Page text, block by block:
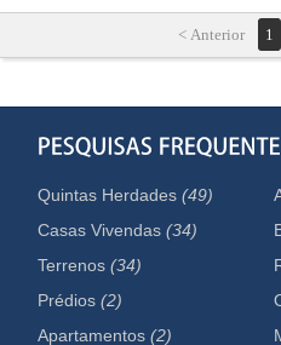
< Anterior 1
Quintas Herdades(49)
Casas Vivendas(34)
Terrenos(34)
Prédios(2)
Apartamentos(2)